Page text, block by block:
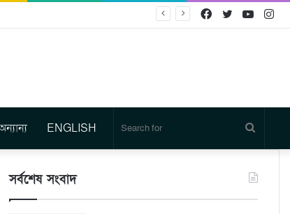
Twitter
Facebook
ENGLISH
for
সর্বশেষ সংবাদ